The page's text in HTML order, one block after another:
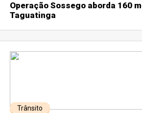
Operação Sossego aborda 160
Taguatinga
Trânsito